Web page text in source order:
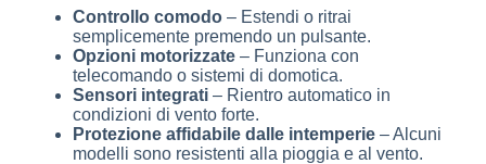
Controllo comodo– Estendi o ritrai
semplicemente premendo un pulsante.
Opzioni motorizzate– Funziona con
telecomando o sistemi di domotica.
Sensori integrati– Rientro automatico in
condizioni di vento forte.
Protezione affidabile dalle intemperie– Alcuni
modelli sono resistenti alla pioggia e al vento.